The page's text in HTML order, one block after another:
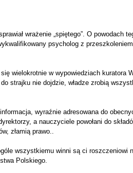
wrażenie „spiętego”. O powodach
psycholog z
wielokrotnie w wypowiedziach kuratora
strajku nie dojdzie, władze zrobią
wyraźnie adresowana do
a nauczyciele powołani do
złamią prawo..
wszystkiemu winni są ci roszczeniowi
Polskiego.